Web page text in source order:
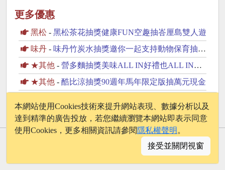
更多優惠
黑松 - 黑松茶花抽獎健康FUN空趣抽峇厘島雙人遊
味丹 - 味丹竹炭水抽獎邀你一起支持動物保育抽2萬元旅遊金
★其他 - 營多麵抽獎美味ALL IN好禮也ALL IN抽iPhone17
★其他 - 酷比涼抽獎90週年馬年限定版抽萬元現金
© 2026 - onelife.tw
隱私權政策│聯絡我們
本網站使用Cookies技術來提升網站表現、數據分析以及
達到精準的廣告投放，若您繼續瀏覽本網站即表示同意
使用Cookies，更多相關資訊請參閱 隱私權聲明 。
接受並關閉視窗